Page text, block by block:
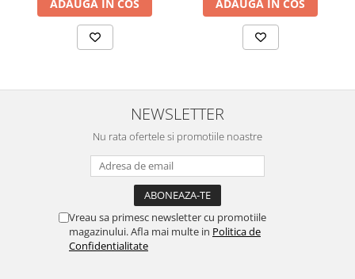
ADAUGA IN COS ADAUGA IN COS
NEWSLETTER
Nu rata ofertele si promotiile noastre
Vreau sa primesc newsletter cu promotiile
magazinului. Afla mai multe in Politica de
Confidentialitate